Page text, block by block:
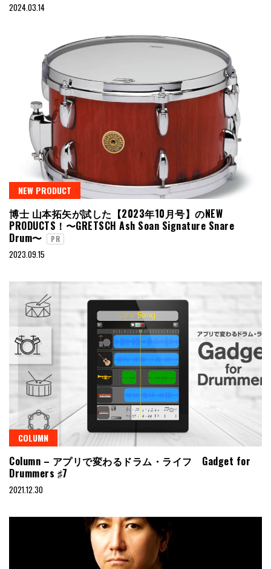
2024.03.14
NEW PRODUCT
博士 山本拓矢が試した【2023年10月号】のNEW
PRODUCTS！〜GRETSCH Ash Soan Signature Snare
Drum〜
PR
2023.09.15
COLUMN
Column – アプリで変わるドラム・ライフ Gadget for
Drummers ♯7
2021.12.30